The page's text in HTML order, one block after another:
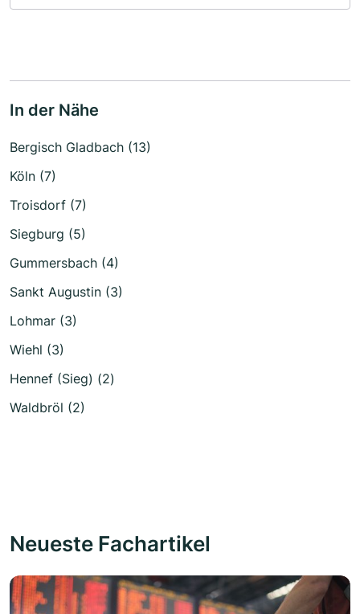
In der Nähe
Bergisch Gladbach (13)
Köln (7)
Troisdorf (7)
Siegburg (5)
Gummersbach (4)
Sankt Augustin (3)
Lohmar (3)
Wiehl (3)
Hennef (Sieg) (2)
Waldbröl (2)
Neueste Fachartikel